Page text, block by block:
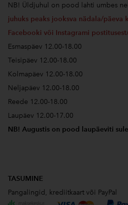
NB! Üldjuhul on pood lahti umbes
juhuks peaks jooksva nädala/päeva
Facebooki või Instagrami
Esmaspäev 12.00-18.00
Teisipäev 12.00-18.00
Kolmapäev 12.00-18.00
Neljapäev 12.00-18.00
Reede 12.00-18.00
Laupäev 12.00-17.00
NB! Augustis on pood laupäeviti
TASUMINE
Pangalingid, krediitkaart või PayPal